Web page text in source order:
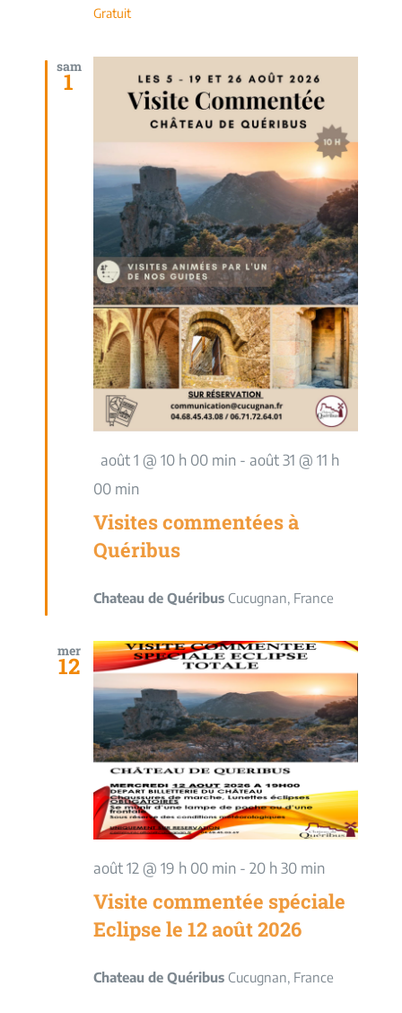
Gratuit
sam
1
Mis
en
avant
août 1 @ 10 h 00 min- août 31 @ 11 h
00 min
Visites commentées à
Quéribus
Chateau de Quéribus Cucugnan, France
mer
12
août 12 @ 19 h 00 min- 20 h 30 min
Visite commentée spéciale
Eclipse le 12 août 2026
Chateau de Quéribus Cucugnan, France